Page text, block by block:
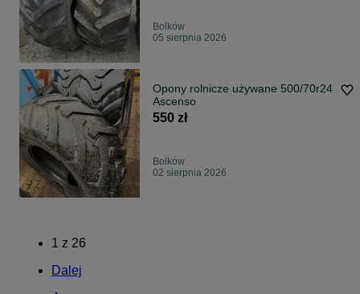
Bolków
05 sierpnia 2026
Opony rolnicze używane 500/70r24
Ascenso
550 zł
Bolków
02 sierpnia 2026
1 z 26
Dalej